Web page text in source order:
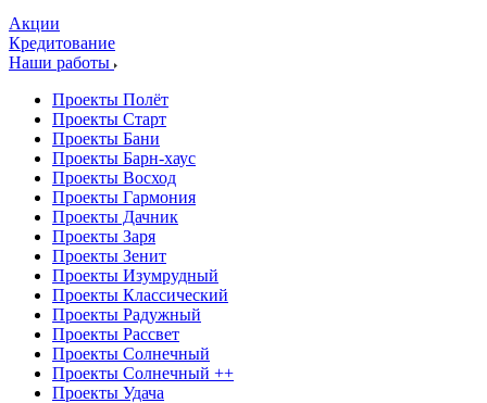
Акции
Кредитование
Наши работы
Проекты Полёт
Проекты Старт
Проекты Бани
Проекты Барн-хаус
Проекты Восход
Проекты Гармония
Проекты Дачник
Проекты Заря
Проекты Зенит
Проекты Изумрудный
Проекты Классический
Проекты Радужный
Проекты Рассвет
Проекты Солнечный
Проекты Солнечный ++
Проекты Удача